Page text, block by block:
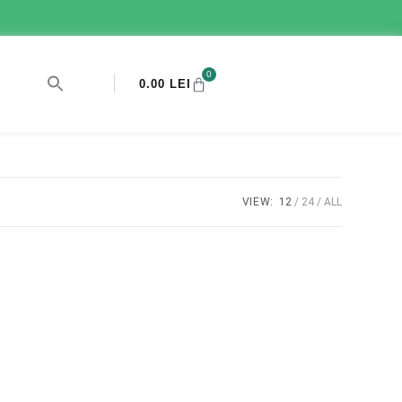
0.00 LEI
0
VIEW: 12 24 ALL